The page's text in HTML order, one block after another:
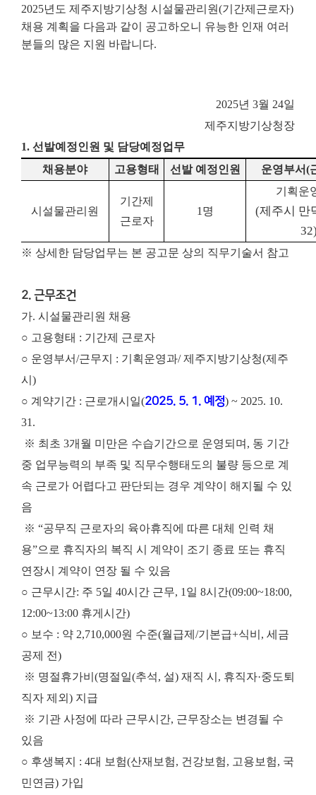
2025년도 제주지방기상청 시설물관리원(기간제근로자)
채용 계획을 다음과 같이 공고하오니 유능한 인재 여러
분들의 많은 지원 바랍니다.
2025년 3월 24일
제주지방기상청장
1. 선발예정인원 및 담당예정업무
채용분야
고용형태 선발 예정인원 운영부서(
시설물관리원
기간제
근로자
1 명
기획운
(제주시 만
※ 상세한 담당업무는 본 공고문 상의 직무기술서 참고
2. 근무조건
가. 시설물관리원 채용
○ 고용형태 : 기간제 근로자
○ 운영부서/근무지 : 기획운영과/ 제주지방기상청(제주
시)
○ 계약기간 : 근로개시일(2025. 5. 1. 예정) ~ 2025. 10.
31.
※ 최초 3개월 미만은 수습기간으로 운영되며, 동 기간
중 업무능력의 부족 및 직무수행태도의 불량 등으로 계
속 근로가 어렵다고 판단되는 경우 계약이 해지될 수 있
음
※ “공무직 근로자의 육아휴직에 따른 대체 인력 채
용”으로 휴직자의 복직 시 계약이 조기 종료 또는 휴직
연장시 계약이 연장 될 수 있음
○ 근무시간: 주 5일 40시간 근무, 1일 8시간(09:00~18:00,
12:00~13:00 휴게시간)
○ 보수 : 약 2,710,000원 수준(월급제/기본급+식비, 세금
공제 전)
※ 명절휴가비(명절일(추석, 설) 재직 시, 휴직자·중도퇴
직자 제외) 지급
※ 기관 사정에 따라 근무시간, 근무장소는 변경될 수
있음
○ 후생복지 : 4대 보험(산재보험, 건강보험, 고용보험, 국
민연금) 가입